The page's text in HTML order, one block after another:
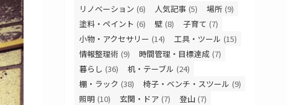
リノベーション (6) 人気記事 (5) 場所 (9)
塗料・ペイント (6) 壁 (8) 子育て (7)
小物・アクセサリー (14) 工具・ツール (15)
情報整理術 (9) 時間管理・目標達成 (7)
暮らし (36) 机・テーブル (24)
棚・ラック (38) 椅子・ベンチ・スツール (9)
照明 (10) 玄関・ドア (7) 登山 (7)